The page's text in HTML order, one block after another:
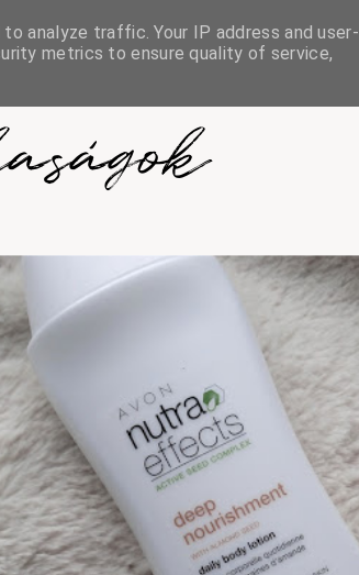
analyze traffic. Your IP address and user-
metrics to ensure quality of service,